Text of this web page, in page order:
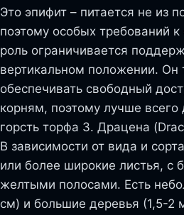
Это эпифит – питается не из
поэтому особых требований к
роль ограничивается
вертикальном положении.
обеспечивать свободный
корням, поэтому лучше всего
горсть торфа 3. Драцена
В зависимости от вида и
или более широкие листья, с
желтыми полосами. Есть
см) и большие деревья (1,5-2